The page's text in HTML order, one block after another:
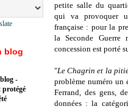
petite salle du
qui va provoquer
française : pour la
la Seconde Guerre
concession est porté
"Le Chagrin et la
problème numéro
Ferrand, des gens,
données : la
blog
-
protégé